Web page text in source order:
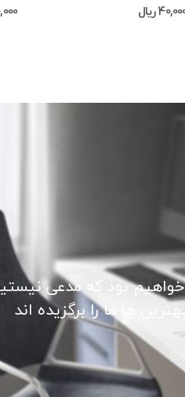
ریال
بود که مدعی
ها ما را برگزیده اند